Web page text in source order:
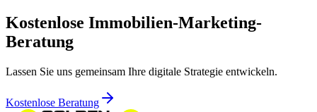
Kostenlose Immobilien-Marketing-
Beratung
Lassen Sie uns gemeinsam Ihre digitale Strategie entwickeln.
Kostenlose Beratung